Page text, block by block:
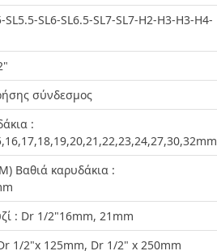
SL5.5-SL6-SL6.5-SL7-SL7-H2-H3-H3-H4-
σύνδεσμος
:
Βαθιά καρυδάκια :
: Dr 1/2"16mm, 21mm
1/2"x 125mm, Dr 1/2" x 250mm